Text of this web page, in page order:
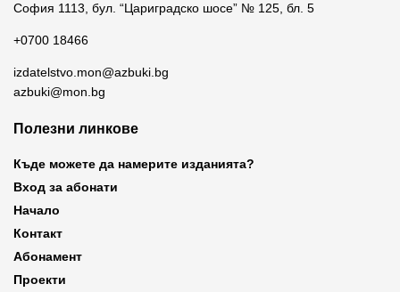
София 1113, бул. “Цариградско шосе” № 125, бл. 5
+0700 18466
izdatelstvo.mon@azbuki.bg
azbuki@mon.bg
Полезни линкове
Къде можете да намерите изданията?
Вход за абонати
Начало
Контакт
Абонамент
Проекти